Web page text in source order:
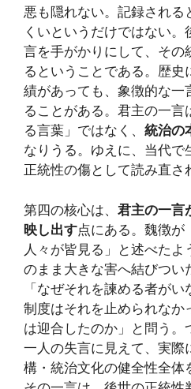
悪も隠れない。記録される
くいというだけではない
言を手がかりにして、その
るということである。歴
績があっても、象徴的な一
ることがある。君主の一言
る言葉」ではなく、 統治の
なりうる。ゆえに、当代で
正統性の傷として読み直さ
第四の核心は、 君主の一言
映し出す点にある。魏徴が
人々が皆見る」と述べた
のまま大きな害へ結びつい
「なぜそれを諫める者が
制度はそれを止められなか
は迎合したのか」と問う。
一人の失言に見えて、実際
構・統治文化の健全性全体